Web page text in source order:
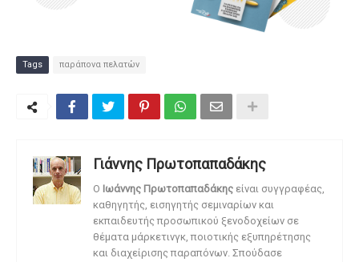
Tags παράπονα πελατών
Γιάννης Πρωτοπαπαδάκης
O Ιωάννης Πρωτοπαπαδάκης είναι συγγραφέας,
καθηγητής, εισηγητής σεμιναρίων και
εκπαιδευτής προσωπικού ξενοδοχείων σε
θέματα μάρκετινγκ, ποιοτικής εξυπηρέτησης
και διαχείρισης παραπόνων. Σπούδασε